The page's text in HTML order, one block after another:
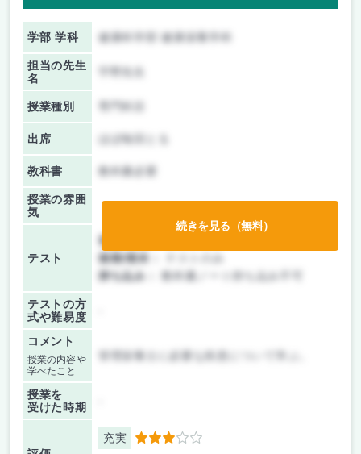
学部 学科 健康科学部 健康栄養学科
担当の先生
名
授業種別
出席 ほぼ毎回とる
教科書 教科書必要
授業の雰囲
気
テスト
前期/中間：
後期/期末：
持ち込み：
教科書ノート持ち込み不可
テストの方
式や難易度
コメント
授業の内容や
学べたこと
授業を
受けた時期
充実 3
続きを見る（無料）